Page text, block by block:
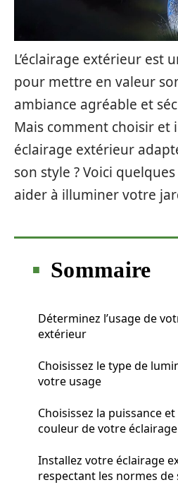
L’éclairage extérieur est
pour mettre en valeur
ambiance agréable et
Mais comment choisir et
éclairage extérieur
son style ? Voici
aider à illuminer votre
Sommaire
Déterminez l’usage de
extérieur
Choisissez le type de
votre usage
Choisissez la puissance
couleur de votre
Installez votre éclairage
respectant les normes de